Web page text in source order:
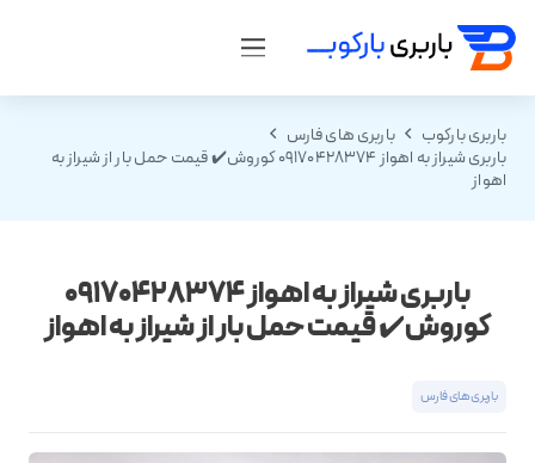
باربری بارکوب
باربری های فارس
باربری شیراز به اهواز 09170428374 کوروش✔️ قیمت حمل بار از شیراز به
اهواز
باربری شیراز به اهواز 09170428374
کوروش✔️ قیمت حمل بار از شیراز به اهواز
باربری های فارس